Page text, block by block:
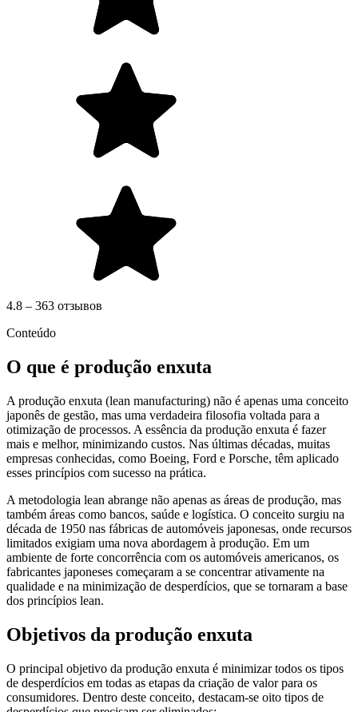
4.8 – 363 отзывов
Conteúdo
O que é produção enxuta
A produção enxuta (lean manufacturing) não é apenas uma conceito
japonês de gestão, mas uma verdadeira filosofia voltada para a
otimização de processos. A essência da produção enxuta é fazer
mais e melhor, minimizando custos. Nas últimas décadas, muitas
empresas conhecidas, como Boeing, Ford e Porsche, têm aplicado
esses princípios com sucesso na prática.
A metodologia lean abrange não apenas as áreas de produção, mas
também áreas como bancos, saúde e logística. O conceito surgiu na
década de 1950 nas fábricas de automóveis japonesas, onde recursos
limitados exigiam uma nova abordagem à produção. Em um
ambiente de forte concorrência com os automóveis americanos, os
fabricantes japoneses começaram a se concentrar ativamente na
qualidade e na minimização de desperdícios, que se tornaram a base
dos princípios lean.
Objetivos da produção enxuta
O principal objetivo da produção enxuta é minimizar todos os tipos
de desperdícios em todas as etapas da criação de valor para os
consumidores. Dentro deste conceito, destacam-se oito tipos de